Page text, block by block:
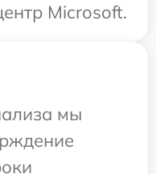
Microsoft.
мы